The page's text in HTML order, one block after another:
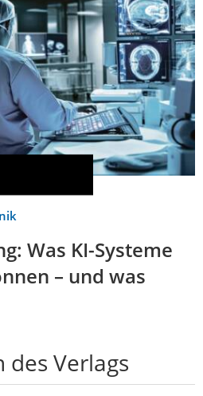
Was KI-Systeme
– und was
des Verlags